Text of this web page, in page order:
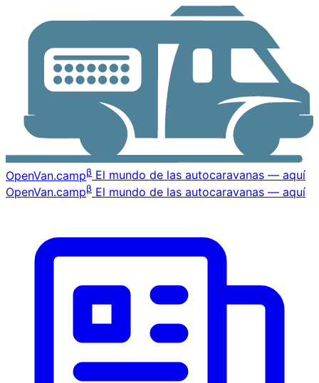
OpenVan.campβ El mundo de las autocaravanas — aquí
OpenVan.campβ El mundo de las autocaravanas — aquí